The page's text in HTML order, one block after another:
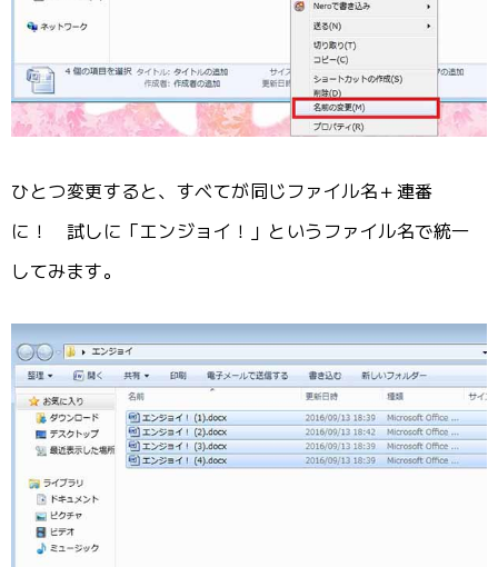
ひとつ変更すると、すべてが同じファイル名＋連番
に！ 試しに「エンジョイ！」というファイル名で統一
してみます。